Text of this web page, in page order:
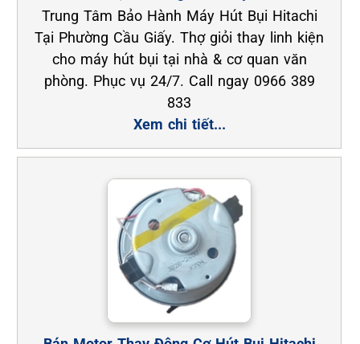
Trung Tâm Bảo Hành Máy Hút Bụi Hitachi
Tại Phường Cầu Giấy. Thợ giỏi thay linh kiện
cho máy hút bụi tại nhà & cơ quan văn
phòng. Phục vụ 24/7. Call ngay 0966 389
833
Xem chi tiết...